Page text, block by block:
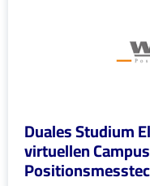
Duales Studium
virtuellen